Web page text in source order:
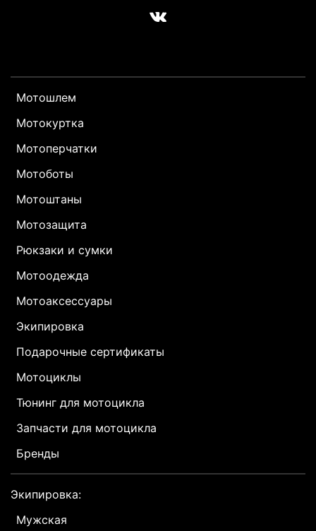
Мотошлем
Мотокуртка
Мотоперчатки
Мотоботы
Мотоштаны
Мотозащита
Рюкзаки и сумки
Мотоодежда
Мотоаксессуары
Экипировка
Подарочные сертификаты
Мотоциклы
Тюнинг для мотоцикла
Запчасти для мотоцикла
Бренды
Экипировка:
Мужская